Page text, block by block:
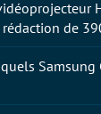
rédaction de
Samsung